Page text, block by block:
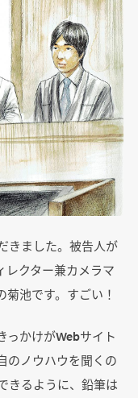
きました。被告人が
レクター兼カメラマ
池です。すごい！
っかけがWebサイト
のノウハウを聞くの
きるように、鉛筆は